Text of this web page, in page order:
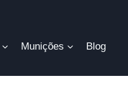
Munições Blog